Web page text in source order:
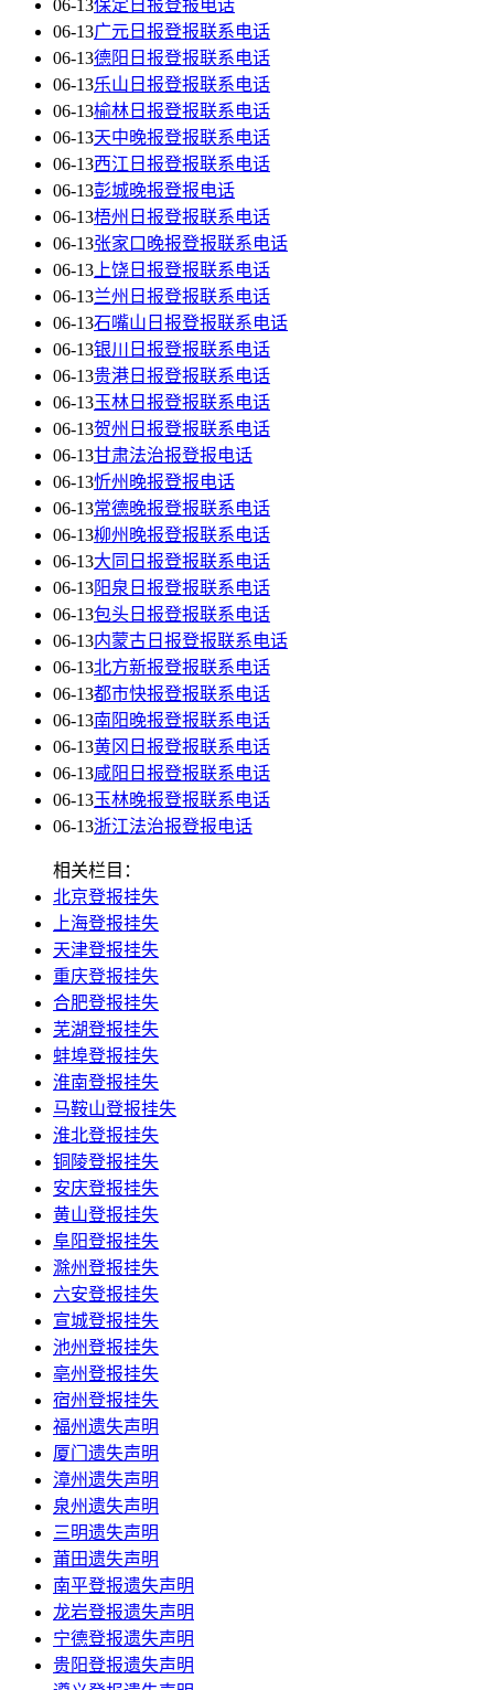
06-13保定日报登报电话
06-13广元日报登报联系电话
06-13德阳日报登报联系电话
06-13乐山日报登报联系电话
06-13榆林日报登报联系电话
06-13天中晚报登报联系电话
06-13西江日报登报联系电话
06-13彭城晚报登报电话
06-13梧州日报登报联系电话
06-13张家口晚报登报联系电话
06-13 上饶日报登报联系电话
06-13兰州日报登报联系电话
06-13石嘴山日报登报联系电话
06-13银川日报登报联系电话
06-13贵港日报登报联系电话
06-13玉林日报登报联系电话
06-13贺州日报登报联系电话
06-13甘肃法治报登报电话
06-13忻州晚报登报电话
06-13常德晚报登报联系电话
06-13柳州晚报登报联系电话
06-13大同日报登报联系电话
06-13阳泉日报登报联系电话
06-13包头日报登报联系电话
06-13内蒙古日报登报联系电话
06-13北方新报登报联系电话
06-13都市快报登报联系电话
06-13南阳晚报登报联系电话
06-13黄冈日报登报联系电话
06-13咸阳日报登报联系电话
06-13玉林晚报登报联系电话
06-13浙江法治报登报电话
相关栏目：
北京登报挂失
上海登报挂失
天津登报挂失
重庆登报挂失
合肥登报挂失
芜湖登报挂失
蚌埠登报挂失
淮南登报挂失
马鞍山登报挂失
淮北登报挂失
铜陵登报挂失
安庆登报挂失
黄山登报挂失
阜阳登报挂失
滁州登报挂失
六安登报挂失
宣城登报挂失
池州登报挂失
亳州登报挂失
宿州登报挂失
福州遗失声明
厦门遗失声明
漳州遗失声明
泉州遗失声明
三明遗失声明
莆田遗失声明
南平登报遗失声明
龙岩登报遗失声明
宁德登报遗失声明
贵阳登报遗失声明